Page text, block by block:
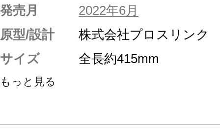
発売月
2022年6月
原型/設計
株式会社プロスリンク
サイズ
全長約415mm
もっと見る